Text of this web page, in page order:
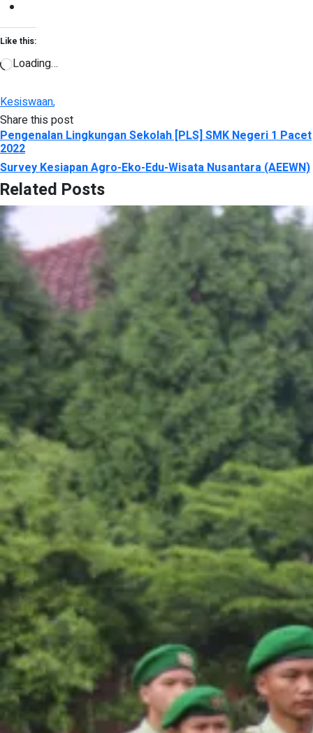
Like this:
Loading…
Kesiswaan,
Share this post
Pengenalan Lingkungan Sekolah [PLS] SMK Negeri 1 Pacet
2022
Survey Kesiapan Agro-Eko-Edu-Wisata Nusantara (AEEWN)
Related Posts